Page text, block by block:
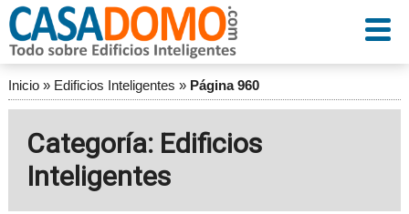
Inicio» Edificios Inteligentes » Página 960
Categoría: Edificios
Inteligentes